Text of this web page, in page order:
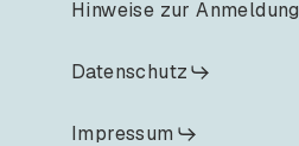
Hinweise zur Anmeldung
Datenschutz
Impressum